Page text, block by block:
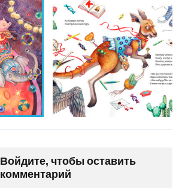
Войдите, чтобы оставить
комментарий